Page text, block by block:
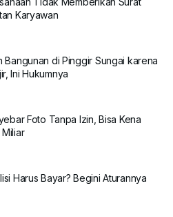
Karyawan
Bangunan di Pinggir Sungai karena
Ini Hukumnya
Foto Tanpa Izin, Bisa Kena
Harus Bayar? Begini Aturannya